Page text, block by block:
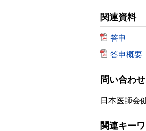
関連資料
答申
答申概要
問い合わ
日本医師会
関連キー